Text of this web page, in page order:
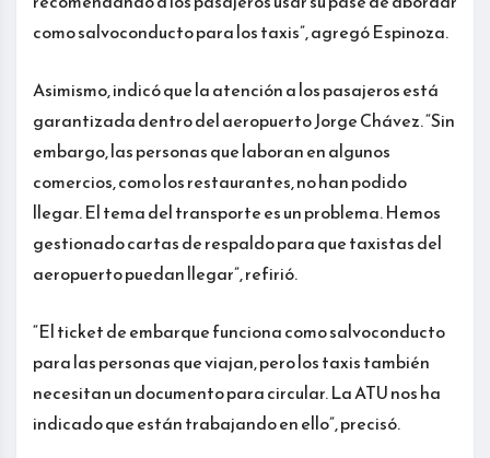
como salvoconducto para los taxis”, agregó Espinoza.
Asimismo, indicó que la atención a los pasajeros está
garantizada dentro del aeropuerto Jorge Chávez. “Sin
embargo, las personas que laboran en algunos
comercios, como los restaurantes, no han podido
llegar. El tema del transporte es un problema. Hemos
gestionado cartas de respaldo para que taxistas del
aeropuerto puedan llegar”, refirió.
“El ticket de embarque funciona como salvoconducto
para las personas que viajan, pero los taxis también
necesitan un documento para circular. La ATU nos ha
indicado que están trabajando en ello”, precisó.